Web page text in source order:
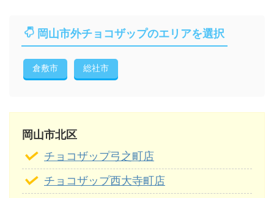
岡山市外チョコザップのエリアを選択
倉敷市 総社市
岡山市北区
チョコザップ弓之町店
チョコザップ西大寺町店